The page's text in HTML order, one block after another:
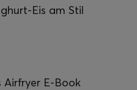
Eis am Stil
Airfryer E-Book